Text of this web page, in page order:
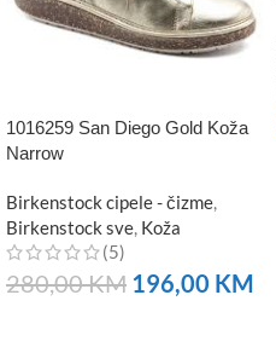
1016259 San Diego Gold Koža
Narrow
Birkenstock cipele - čizme
Birkenstock sve Koža
(5)
280,00KM 196,00 KM